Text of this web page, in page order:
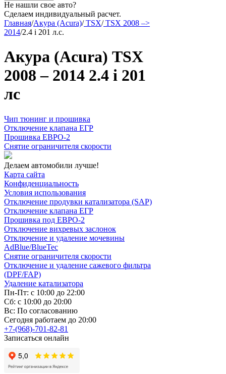
Не нашли свое авто?
Сделаем индивидуальный расчет.
Главная/Акура (Acura)/TSX/TSX 2008 –>
2014/2.4 i 201 л.с.
Акура (Acura) TSX
2008 – 2014 2.4 i 201
лс
Чип тюнинг и прошивка
Отключение клапана ЕГР
Прошивка ЕВРО-2
Снятие ограничителя скорости
Делаем автомобили лучше!
Карта сайта
Конфиденциальность
Условия использования
Отключение продувки катализатора (SAP)
Отключение клапана ЕГР
Прошивка под ЕВРО-2
Отключение вихревых заслонок
Отключение и удаление мочевины
AdBlue/BlueTec
Снятие ограничителя скорости
Отключение и удаление сажевого фильтра
(DPF/FAP)
Удаление катализатора
Пн-Пт: с 10:00 до 22:00
Сб: с 10:00 до 20:00
Вс: По согласованию
Сегодня работаем до 20:00
+7-(968)-701-82-81
Записаться онлайн